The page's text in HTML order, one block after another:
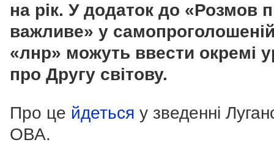
на рік. У додаток до «Розмов
важливе» у
«лнр» можуть ввести окремі
про Другу світову.
Про це йдеться у зведенні
ОВА.